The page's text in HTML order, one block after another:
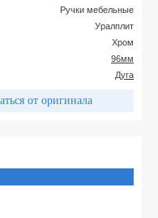
Ручки мебельные
Уралплит
Хром
96мм
Дуга
от оригинала